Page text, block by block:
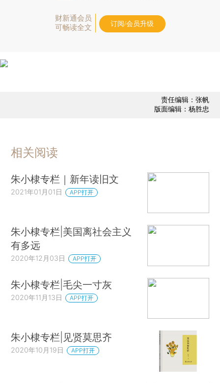
财新通会员
可畅读全文
订阅/会员升级
责任编辑：张帆
版面编辑：杨胜忠
相关阅读
朱小棣专栏｜新年读旧文
2021年01月01日 APP打开
朱小棣专栏|美国离社会主义
有多远
2020年12月03日 APP打开
朱小棣专栏|毛尖一寸灰
2020年11月13日 APP打开
朱小棣专栏|见贤莫思齐
2020年10月19日 APP打开